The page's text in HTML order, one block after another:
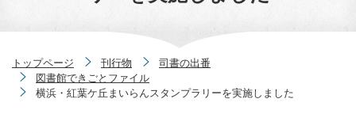
トップページ 刊行物
司書の出番
図書館できごとファイル
横浜・紅葉ケ丘まいらんスタンプラリーを実施しました